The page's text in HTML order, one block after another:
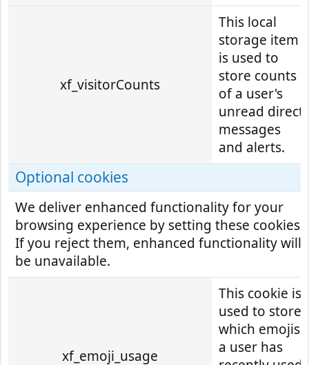
xf_visitorCounts
This local
storage item
is used to
store counts
of a user's
unread direct
messages
and alerts.
Optional cookies
We deliver enhanced functionality for your
browsing experience by setting these cookies.
If you reject them, enhanced functionality will
be unavailable.
xf_emoji_usage
This cookie is
used to store
which emojis
a user has